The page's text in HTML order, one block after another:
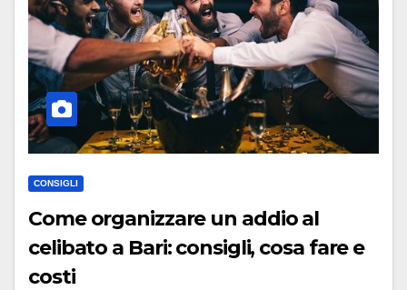
CONSIGLI
Come organizzare un addio al
celibato a Bari: consigli, cosa fare e
costi